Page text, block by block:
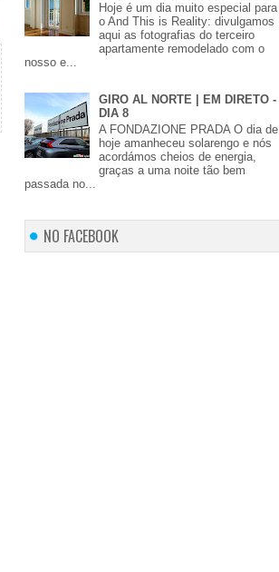
Hoje é um dia muito especial para
o And This is Reality: divulgamos
aqui as fotografias do terceiro
apartamente remodelado com o
nosso e...
GIRO AL NORTE | EM DIRETO -
DIA 8
A FONDAZIONE PRADA O dia de
hoje amanheceu solarengo e nós
acordámos cheios de energia,
graças a uma noite tão bem
passada no...
NO FACEBOOK